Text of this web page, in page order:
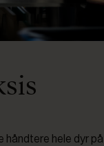
håndtere hele dyr på